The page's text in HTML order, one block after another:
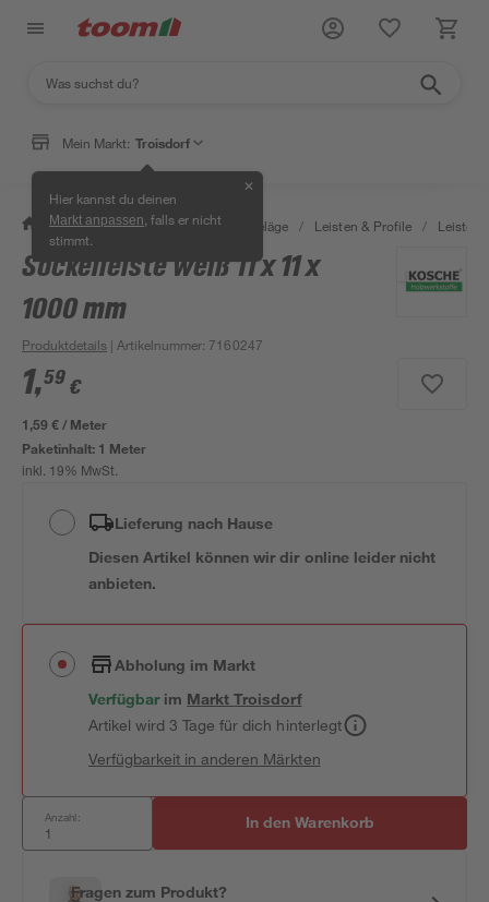
Mein Markt: Troisdorf
Hier kannst du deinen
Markt anpassen , falls er nicht
stimmt.
✕
/ Bauen & Renovieren / Bodenbeläge / Leisten & Profile / Leisten
Sockelleiste weiß 11 x 11 x
1000 mm
Produktdetails | Artikelnummer: 7160247
1,59 €
1,59 € / Meter
Paketinhalt: 1 Meter
inkl. 19% MwSt.
Lieferung nach Hause
Diesen Artikel können wir dir online leider nicht
anbieten.
Abholung im Markt
Verfügbar im MarktTroisdorf
Artikel wird 3 Tage für dich hinterlegt
Verfügbarkeit in anderen Märkten
Anzahl: In den Warenkorb
Fragen zum Produkt?